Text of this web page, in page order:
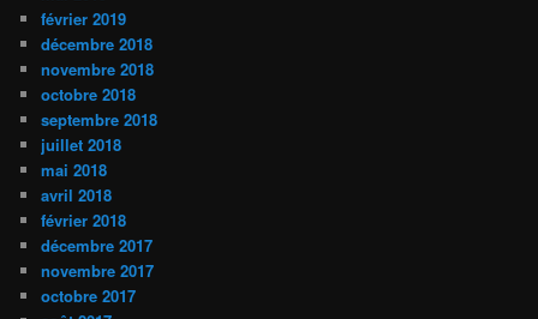
février 2019
décembre 2018
novembre 2018
octobre 2018
septembre 2018
juillet 2018
mai 2018
avril 2018
février 2018
décembre 2017
novembre 2017
octobre 2017